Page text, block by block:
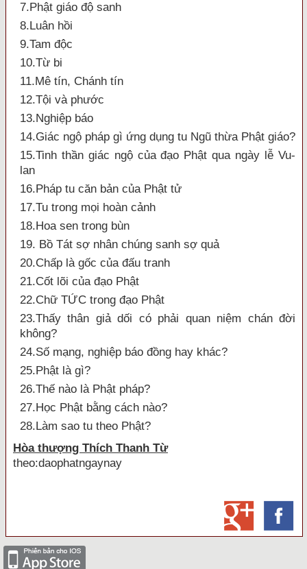
7.Phật giáo độ sanh
8.Luân hồi
9.Tam độc
10.Từ bi
11.Mê tín, Chánh tín
12.Tội và phước
13.Nghiệp báo
14.Giác ngộ pháp gì ứng dụng tu Ngũ thừa Phật giáo?
15.Tinh thần giác ngộ của đạo Phật qua ngày lễ Vu-
lan
16.Pháp tu căn bản của Phật tử
17.Tu trong mọi hoàn cảnh
18.Hoa sen trong bùn
19. Bồ Tát sợ nhân chúng sanh sợ quả
20.Chấp là gốc của đấu tranh
21.Cốt lõi của đạo Phật
22.Chữ TỨC trong đạo Phật
23.Thấy thân giả dối có phải quan niệm chán đời
không?
24.Số mạng, nghiệp báo đồng hay khác?
25.Phật là gì?
26.Thế nào là Phật pháp?
27.Học Phật bằng cách nào?
28.Làm sao tu theo Phật?
Hòa thượng Thích Thanh Từ
theo:daophatngaynay